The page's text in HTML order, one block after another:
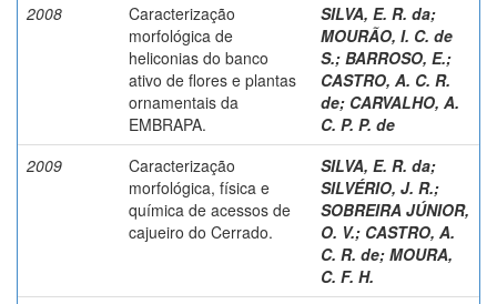
2008
Caracterização
morfológica de
heliconias do banco
ativo de flores e plantas
ornamentais da
EMBRAPA.
SILVA, E. R. da;
MOURÃO, I. C. de
S.; BARROSO, E.;
CASTRO, A. C. R.
de; CARVALHO, A.
C. P. P. de
2009
Caracterização
morfológica, física e
química de acessos de
cajueiro do Cerrado.
SILVA, E. R. da;
SILVÉRIO, J. R.;
SOBREIRA JÚNIOR,
O. V.; CASTRO, A.
C. R. de; MOURA,
C. F. H.